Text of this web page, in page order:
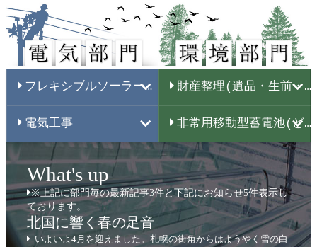
フレキシブルソーラーパネル
電気工事
財産整理(遺品・生前・廃業）
非常用移動型蓄電池(どか電)
What's up
※上記に部門毎の最新記事3件と下記にお知らせ5件表示し
ております。
北国に響く春の足音
いよいよ4月を迎えました。札幌の街角からはようやく雪の白